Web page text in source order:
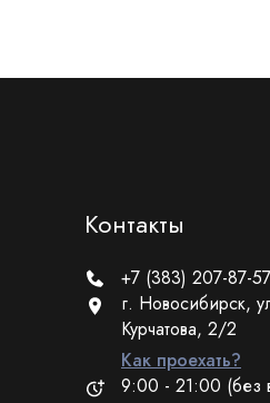
Контакты
+7 (383) 207-87-57
г. Новосибирск,
Курчатова, 2/2
Как проехать?
9:00 - 21:00 (без